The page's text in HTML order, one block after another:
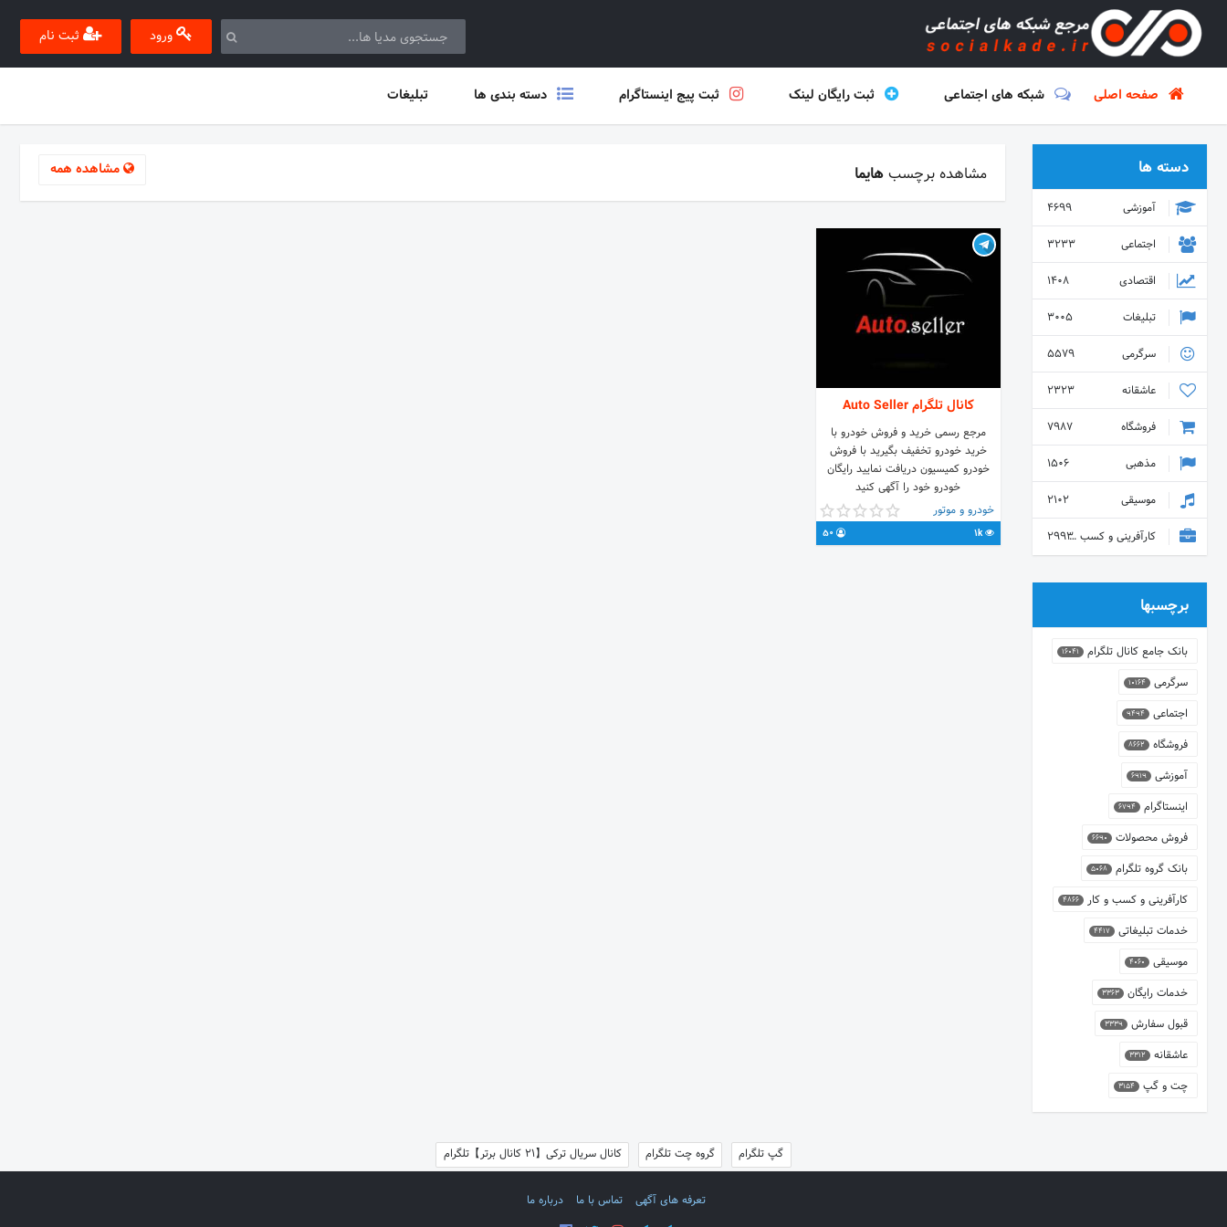
ورود ثبت نام
صفحه اصلی شبکه های اجتماعی ثبت رایگان لینک ثبت پیج اینستاگرام دسته بندی ها تبلیغات
مشاهده برچسب هایما مشاهده همه
کانال تلگرام Auto Seller
مرجع رسمی خرید و فروش خودرو با
خرید خودرو تخفیف بگیرید با فروش
خودرو کمیسیون دریافت نمایید رایگان
خودرو خود را آگهی کنید
خودرو و موتور
1k
50
دسته ها
آموزشی
4699
اجتماعی
3233
اقتصادی
1408
تبلیغات
3005
سرگرمی
5579
عاشقانه
2323
فروشگاه
7987
مذهبی
1506
موسیقی
2102
کارآفرینی و کسب و کار 2993
برچسبها
بانک جامع کانال تلگرام 16041
سرگرمی 10164
اجتماعی 9494
فروشگاه 8662
آموزشی 6919
اینستاگرام 6794
فروش محصولات 6690
بانک گروه تلگرام 5068
کارآفرینی و کسب و کار 4866
خدمات تبلیغاتی 4417
موسیقی 4060
خدمات رایگان 3363
قبول سفارش 3339
عاشقانه 3312
چت و گپ 3154
گپ تلگرام گروه چت تلگرام کانال سریال ترکی【21 کانال برتر】تلگرام
تعرفه های آگهی تماس با ما درباره ما